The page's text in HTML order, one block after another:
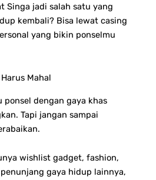
Singa jadi salah satu yang
kembali? Bisa lewat casing
yang bikin ponselmu
Mahal
ponsel dengan gaya khas
Tapi jangan sampai
wishlist gadget, fashion,
gaya hidup lainnya,